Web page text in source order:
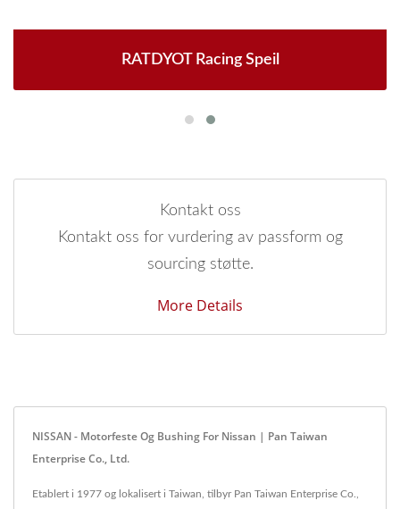
RATDYOT Racing Speil
Kontakt oss
Kontakt oss for vurdering av passform og
sourcing støtte.
More Details
NISSAN - Motorfeste Og Bushing For Nissan | Pan Taiwan
Enterprise Co., Ltd.
Etablert i 1977 og lokalisert i Taiwan, tilbyr Pan Taiwan Enterprise Co.,